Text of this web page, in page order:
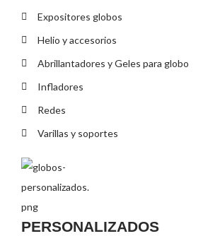
Expositores globos
Helio y accesorios
Abrillantadores y Geles para globo
Infladores
Redes
Varillas y soportes
PERSONALIZADOS